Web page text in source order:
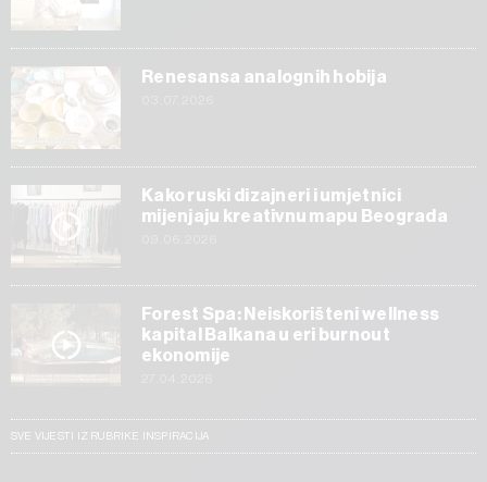
Renesansa analognih hobija
Kako ruski dizajneri i umjetnici
mijenjaju kreativnu mapu Beograda
Forest Spa: Neiskorišteni wellness
kapital Balkana u eri burnout
ekonomije
SVE VIJESTI IZ RUBRIKE INSPIRACIJA